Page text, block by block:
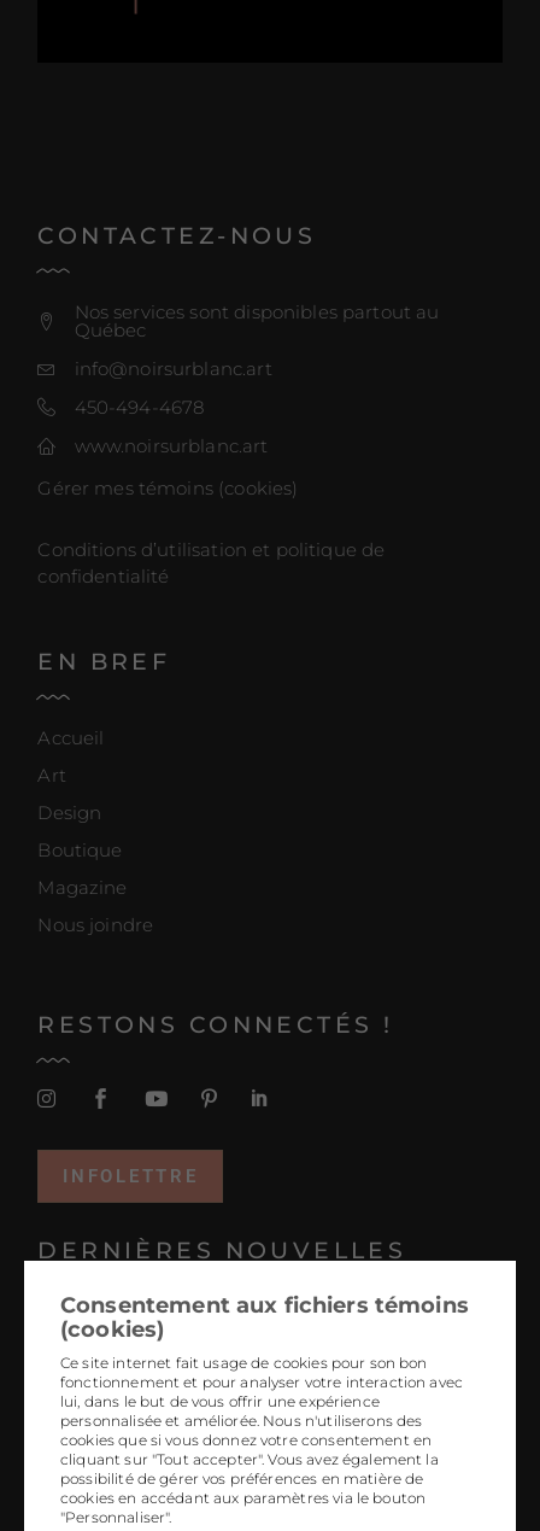
CONTACTEZ-NOUS
Nos services sont disponibles partout au
Québec
info@noirsurblanc.art
450-494-4678
www.noirsurblanc.art
Gérer mes témoins (cookies)
Conditions d’utilisation et politique de
confidentialité
EN BREF
Accueil
Art
Design
Boutique
Magazine
Nous joindre
RESTONS CONNECTÉS !
INFOLETTRE
DERNIÈRES NOUVELLES
Projets coup de coeur 2025
Tendances 2026 : le design hyper personnalisé
L’art-design ancré dans chaque région
5 tendances à jeter à la poubelle
L’art local, générateur d’émotions
Consentement aux fichiers témoins
(cookies)
Ce site internet fait usage de cookies pour son bon
fonctionnement et pour analyser votre interaction avec
lui, dans le but de vous offrir une expérience
personnalisée et améliorée. Nous n'utiliserons des
cookies que si vous donnez votre consentement en
cliquant sur "Tout accepter". Vous avez également la
possibilité de gérer vos préférences en matière de
cookies en accédant aux paramètres via le bouton
"Personnaliser".